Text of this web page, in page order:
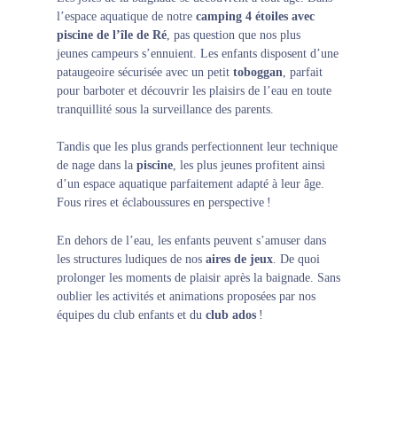
l’espace aquatique de notre camping 4 étoiles avec
piscine de l’île de Ré , pas question que nos plus
jeunes campeurs s’ennuient. Les enfants disposent d’une
pataugeoire sécurisée avec un petit toboggan , parfait
pour barboter et découvrir les plaisirs de l’eau en toute
tranquillité sous la surveillance des parents.
Tandis que les plus grands perfectionnent leur technique
de nage dans la piscine, les plus jeunes profitent ainsi
d’un espace aquatique parfaitement adapté à leur âge.
Fous rires et éclaboussures en perspective !
En dehors de l’eau, les enfants peuvent s’amuser dans
les structures ludiques de nos aires de jeux . De quoi
prolonger les moments de plaisir après la baignade. Sans
oublier les activités et animations proposées par nos
équipes du club enfants et du club ados !